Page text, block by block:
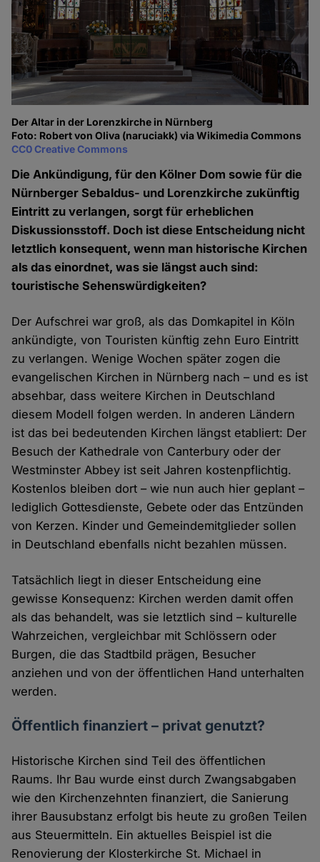
Der Altar in der Lorenzkirche in Nürnberg
Foto: Robert von Oliva (naruciakk) via Wikimedia Commons
CC0 Creative Commons
Die Ankündigung, für den Kölner Dom sowie für die
Nürnberger Sebaldus- und Lorenzkirche zukünftig
Eintritt zu verlangen, sorgt für erheblichen
Diskussionsstoff. Doch ist diese Entscheidung nicht
letztlich konsequent, wenn man historische Kirchen
als das einordnet, was sie längst auch sind:
touristische Sehenswürdigkeiten?
Der Aufschrei war groß, als das Domkapitel in Köln
ankündigte, von Touristen künftig zehn Euro Eintritt
zu verlangen. Wenige Wochen später zogen die
evangelischen Kirchen in Nürnberg nach – und es ist
absehbar, dass weitere Kirchen in Deutschland
diesem Modell folgen werden. In anderen Ländern
ist das bei bedeutenden Kirchen längst etabliert: Der
Besuch der Kathedrale von Canterbury oder der
Westminster Abbey ist seit Jahren kostenpflichtig.
Kostenlos bleiben dort – wie nun auch hier geplant –
lediglich Gottesdienste, Gebete oder das Entzünden
von Kerzen. Kinder und Gemeindemitglieder sollen
in Deutschland ebenfalls nicht bezahlen müssen.
Tatsächlich liegt in dieser Entscheidung eine
gewisse Konsequenz: Kirchen werden damit offen
als das behandelt, was sie letztlich sind – kulturelle
Wahrzeichen, vergleichbar mit Schlössern oder
Burgen, die das Stadtbild prägen, Besucher
anziehen und von der öffentlichen Hand unterhalten
werden.
Öffentlich finanziert – privat genutzt?
Historische Kirchen sind Teil des öffentlichen
Raums. Ihr Bau wurde einst durch Zwangsabgaben
wie den Kirchenzehnten finanziert, die Sanierung
ihrer Bausubstanz erfolgt bis heute zu großen Teilen
aus Steuermitteln. Ein aktuelles Beispiel ist die
Renovierung der Klosterkirche St. Michael in